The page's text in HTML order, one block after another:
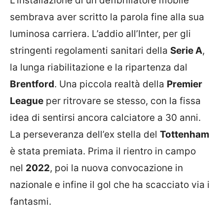
sembrava aver scritto la parola fine alla sua
luminosa carriera. L’addio all’Inter, per gli
stringenti regolamenti sanitari della Serie A,
la lunga riabilitazione e la ripartenza dal
Brentford. Una piccola realtà della Premier
League per ritrovare se stesso, con la fissa
idea di sentirsi ancora calciatore a 30 anni.
La perseveranza dell’ex stella del Tottenham
è stata premiata. Prima il rientro in campo
nel 2022, poi la nuova convocazione in
nazionale e infine il gol che ha scacciato via i
fantasmi.